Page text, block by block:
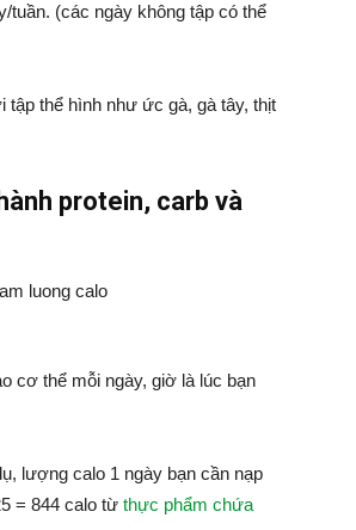
tuần. (các ngày không tập có thể
thể hình như ức gà, gà tây, thịt
protein, carb và
cơ thể mỗi ngày, giờ là lúc bạn
lượng calo 1 ngày bạn cần nạp
= 844 calo từ thực phẩm chứa